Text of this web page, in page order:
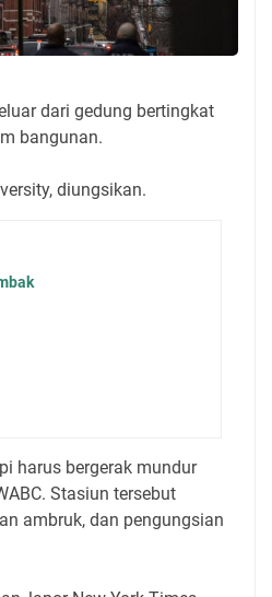
dari gedung bertingkat
bangunan.
diungsikan.
harus bergerak mundur
Stasiun tersebut
ambruk, dan pengungsian